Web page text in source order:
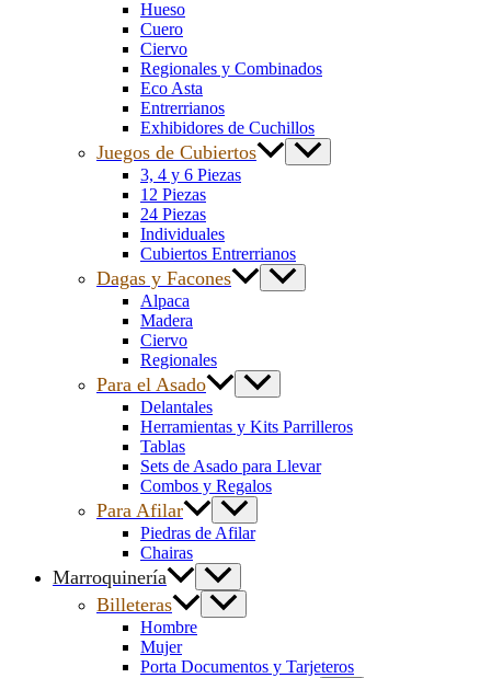
Hueso
Cuero
Ciervo
Regionales y Combinados
Eco Asta
Entrerrianos
Exhibidores de Cuchillos
Juegos de Cubiertos
3, 4 y 6 Piezas
12 Piezas
24 Piezas
Individuales
Cubiertos Entrerrianos
Dagas y Facones
Alpaca
Madera
Ciervo
Regionales
Para el Asado
Delantales
Herramientas y Kits Parrilleros
Tablas
Sets de Asado para Llevar
Combos y Regalos
Para Afilar
Piedras de Afilar
Chairas
Marroquinería
Billeteras
Hombre
Mujer
Porta Documentos y Tarjeteros